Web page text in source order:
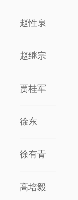
赵性泉
赵继宗
贾桂军
徐东
徐有青
高培毅